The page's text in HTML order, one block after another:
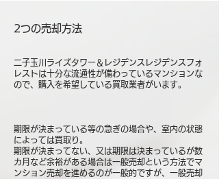
2つの売却方法
二子玉川ライズタワー＆レジデンスレジデンスフォ
レストは十分な流通性が備わっているマンションな
ので、購入を希望している買取業者がいます。
期限が決まっている等の急ぎの場合や、室内の状態
によっては買取り。
期限が決まってない、又は期限は決まっているが数
カ月など余裕がある場合は一般売却という方法でマ
ンション売却を進めるのが一般的ですが、一般売却